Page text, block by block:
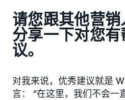
请您跟其他营
分享一下对您
议。
对我来说，优秀建议就是
言： “在这里，我们不会一